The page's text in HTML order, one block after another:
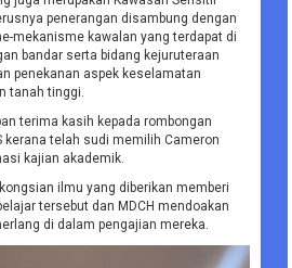
penerangan disambung dengan
mekanisme kawalan yang terdapat di
bandar serta bidang kejuruteraan
penekanan aspek keselamatan
tanah tinggi.
terima kasih kepada rombongan
kerana telah sudi memilih Cameron
kajian akademik.
ilmu yang diberikan memberi
tersebut dan MDCH mendoakan
di dalam pengajian mereka.